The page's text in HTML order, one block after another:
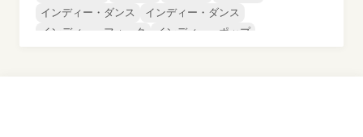
インディー・ダンス
インディー・ダンス
インディー・フォーク
インディー・ポップ